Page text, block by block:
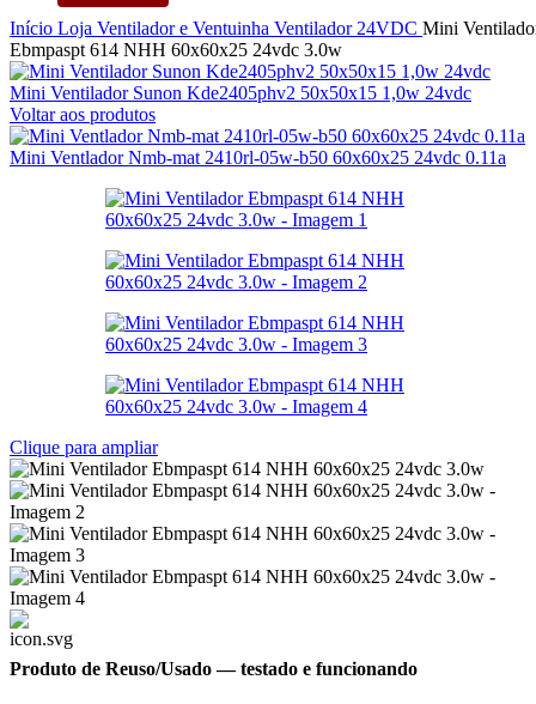
Início Loja Ventilador e Ventuinha Ventilador 24VDC Mini
Ebmpaspt 614 NHH 60x60x25 24vdc 3.0w
Mini Ventilador Sunon Kde2405phv2 50x50x15 1,0w 24vdc
Voltar aos produtos
Mini Ventlador Nmb-mat 2410rl-05w-b50 60x60x25 24vdc 0.11a
Clique para ampliar
Produto de Reuso/Usado— testado e funcionando